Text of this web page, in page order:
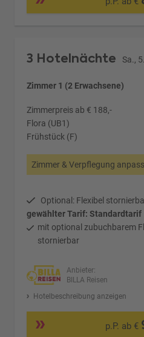
3 Hotelnächte Sa.,
Zimmer 1 (2 Erwachsene)
Zimmerpreis ab € 188,-
Flora (UB1)
Frühstück (F)
Zimmer & Verpflegung
Optional: Flexibel
gewählter Tarif: Standardtarif
mit optional zubuchbarem
stornierbar
Anbieter:
BILLA Reisen
Hotelbeschreibung anzeigen
p.P. ab €